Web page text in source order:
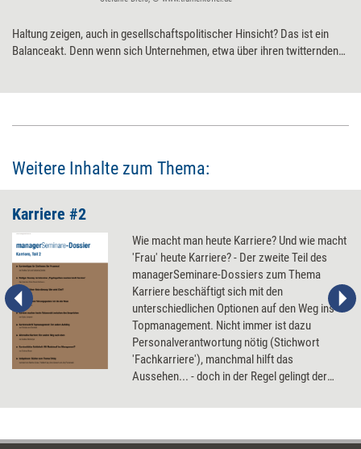
Haltung zeigen, auch in gesellschaftspolitischer Hinsicht? Das ist ein
Balanceakt. Denn wenn sich Unternehmen, etwa über ihren twitternden
Weitere Inhalte zum Thema:
Karriere #2
Wie macht man heute Karriere? Und wie macht
'Frau' heute Karriere? - Der zweite Teil des
managerSeminare-Dossiers zum Thema
Karriere beschäftigt sich mit den
unterschiedlichen Optionen auf den Weg ins
Topmanagement. Nicht immer ist dazu
Personalverantwortung nötig (Stichwort
'Fachkarriere'), manchmal hilft das
Aussehen... - doch in der Regel gelingt der
Karrieregesetze beachtet werden.